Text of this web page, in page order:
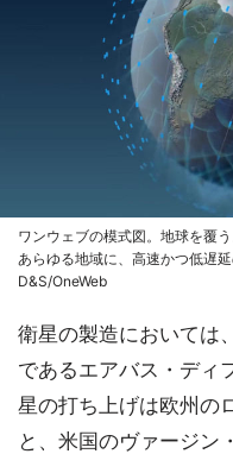
ワンウェブの模式図。地球を覆
あらゆる地域に、高速かつ低遅
D&S/OneWeb
衛星の製造においては
であるエアバス・ディ
星の打ち上げは欧州の
と、米国のヴァージン